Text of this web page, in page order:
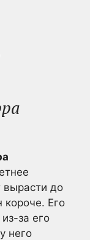
вырасти до
короче. Его
за его
него